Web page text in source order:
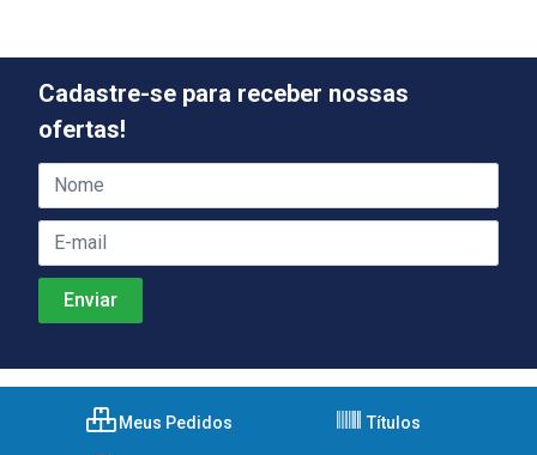
Cadastre-se para receber nossas
ofertas!
Meus Pedidos Títulos